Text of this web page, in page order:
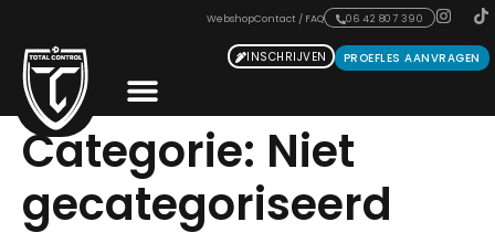
WebshopContact / FAQ 06 42 807 390
INSCHRIJVEN PROEFLES AANVRAGEN
Categorie: Niet
gecategoriseerd